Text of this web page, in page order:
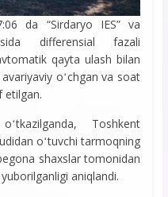
da “Sirdaryo IES” va
differensial fazali
qayta ulash bilan
oʻchgan va soat
etilgan.
Toshkent
oʻtuvchi tarmoqning
shaxslar tomonidan
aniqlandi.